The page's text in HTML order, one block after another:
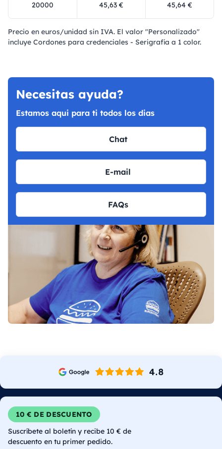
20000 45,63 € 45,64 €
Precio en euros/unidad sin IVA. El valor "Personalizado"
incluye Cordones para credenciales - Serigrafía a 1 color.
Necesitas ayuda?
Estamos aqui para ti todos los dias
Chat
E-mail
FAQs
10 € DE DESCUENTO
Suscríbete al boletín y recibe 10 € de
descuento en tu primer pedido.